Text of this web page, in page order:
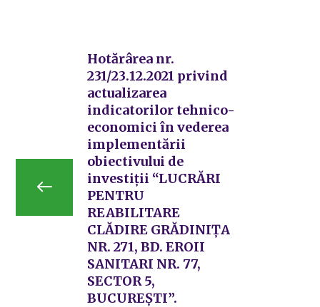
Hotărârea nr.
231/23.12.2021 privind
actualizarea
indicatorilor tehnico-
economici în vederea
implementării
obiectivului de
investiţii “LUCRĂRI
PENTRU
REABILITARE
CLĂDIRE GRĂDINIȚA
NR. 271, BD. EROII
SANITARI NR. 77,
SECTOR 5,
BUCUREȘTI”.